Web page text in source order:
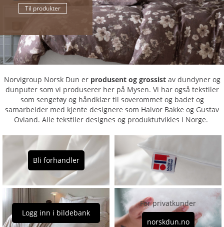
Til produkter
Norvigroup Norsk Dun er produsent og grossist av dundyner og
dunputer som vi produserer her på Mysen. Vi har også tekstiler
som sengetøy og håndklær til soverommet og badet og
samarbeider med kjente designere som Halvor Bakke og Gustav
Ovland. Alle tekstiler designes og produktutvikles i Norge.
Bli forhandler
Logg inn i bildebank
For privatkunder
norskdun.no